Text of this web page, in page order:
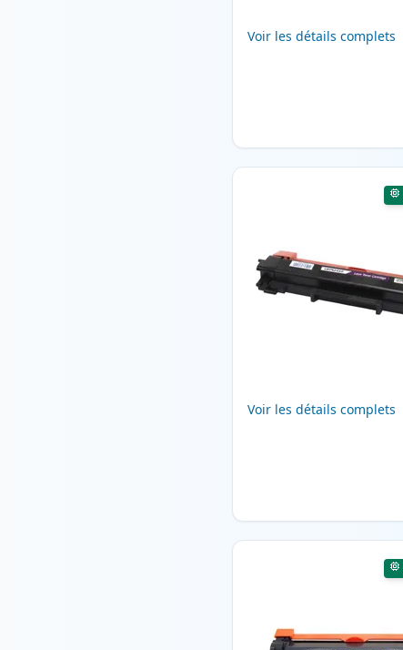
Voir les détails complets
Voir les détails complets